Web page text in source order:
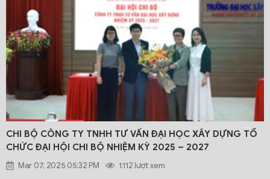
CHI BỘ CÔNG TY TNHH TƯ VẤN ĐẠI HỌC XÂY DỰNG TỔ
CHỨC ĐẠI HỘI CHI BỘ NHIỆM KỲ 2025 – 2027
Mar 07, 2025 05:32 PM 1.112 lượt xem